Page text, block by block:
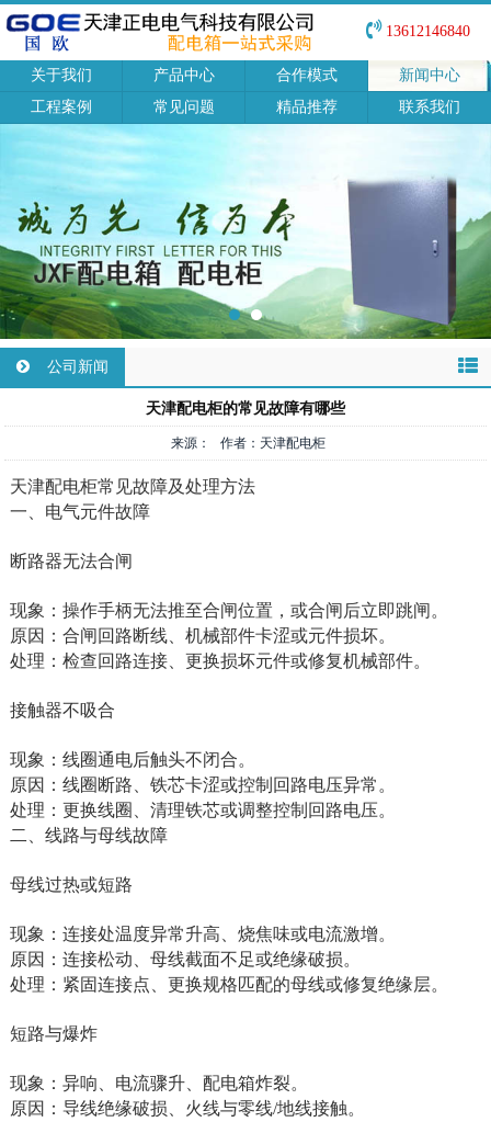
13612146840
关于我们 产品中心 合作模式
新闻中心
工程案例
常见问题 精品推荐 联系我们
公司新闻
天津配电柜的常见故障有哪些
来源： 作者：天津配电柜
天津配电柜常见故障及处理方法
一、电气元件故障
断路器无法合闸‌
现象‌：操作手柄无法推至合闸位置，或合闸后立即跳闸。
原因‌：合闸回路断线、机械部件卡涩或元件损坏。
处理‌：检查回路连接、更换损坏元件或修复机械部件‌。
接触器不吸合‌
现象‌：线圈通电后触头不闭合。
原因‌：线圈断路、铁芯卡涩或控制回路电压异常。
处理‌：更换线圈、清理铁芯或调整控制回路电压‌。
二、线路与母线故障
母线过热或短路‌
现象‌：连接处温度异常升高、烧焦味或电流激增。
原因‌：连接松动、母线截面不足或绝缘破损。
处理‌：紧固连接点、更换规格匹配的母线或修复绝缘层‌。
短路与爆炸‌
现象‌：异响、电流骤升、配电箱炸裂。
原因‌：导线绝缘破损、火线与零线/地线接触。